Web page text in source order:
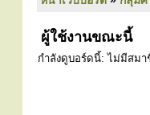
ผู้ใช้งานขณะนี้
กำลังดูบอร์ดนี้: ไม่มีสม